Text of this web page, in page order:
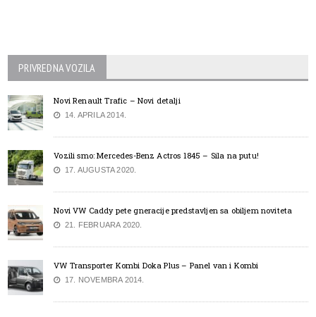
PRIVREDNA VOZILA
Novi Renault Trafic – Novi detalji
14. APRILA 2014.
Vozili smo: Mercedes-Benz Actros 1845 – Sila na putu!
17. AUGUSTA 2020.
Novi VW Caddy pete gneracije predstavljen sa obiljem noviteta
21. FEBRUARA 2020.
VW Transporter Kombi Doka Plus – Panel van i Kombi
17. NOVEMBRA 2014.